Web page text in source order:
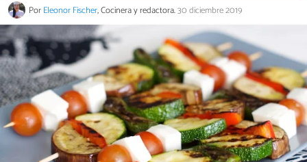
PorEleonor Fischer, Cocinera y redactora.30 diciembre 2019